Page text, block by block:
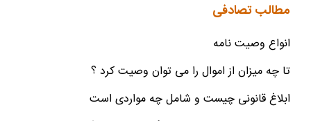
مطالب تصادفی
انواع وصیت نامه
تا چه میزان از اموال را می توان وصیت کرد ؟
ابلاغ قانونی چیست و شامل چه مواردی است